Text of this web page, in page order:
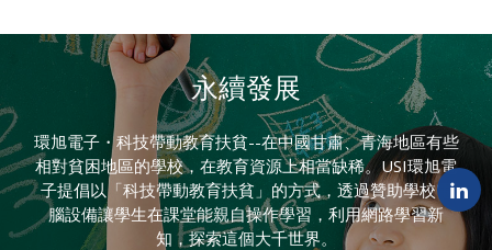
永續發展
環旭電子・科技帶動教育扶貧--在中國甘肅、青海地區有些
相對貧困地區的學校，在教育資源上相當缺稀。USI環旭電
子提倡以「科技帶動教育扶貧」的方式，透過贊助學校電
腦設備讓學生在課堂能親自操作學習，利用網路學習新
知，探索這個大千世界。